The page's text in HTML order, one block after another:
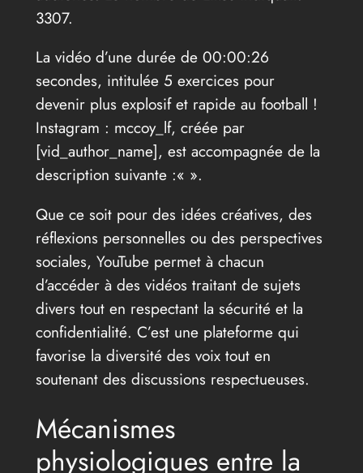
3307.
La vidéo d’une durée de 00:00:26
secondes, intitulée 5 exercices pour
devenir plus explosif et rapide au football !
Instagram : mccoy_lf, créée par
[vid_author_name], est accompagnée de la
description suivante :« ».
Que ce soit pour des idées créatives, des
réflexions personnelles ou des perspectives
sociales, YouTube permet à chacun
d’accéder à des vidéos traitant de sujets
divers tout en respectant la sécurité et la
confidentialité. C’est une plateforme qui
favorise la diversité des voix tout en
soutenant des discussions respectueuses.
Mécanismes
physiologiques entre la